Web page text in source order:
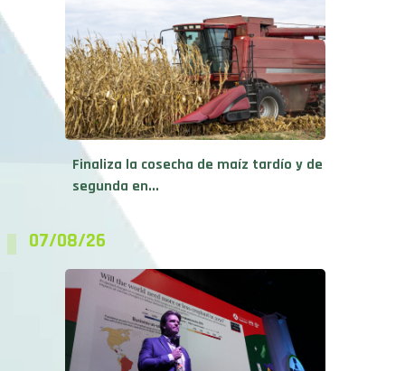
Finaliza la cosecha de maíz tardío y de
segunda en...
07/08/26